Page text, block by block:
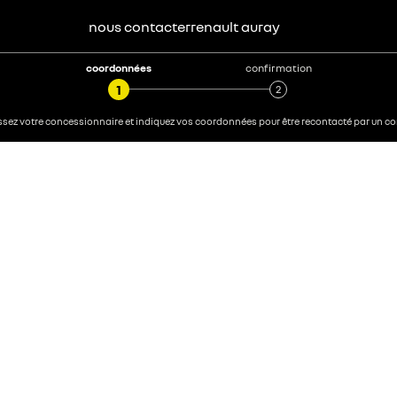
nous contacterrenaultauray
coordonnées confirmation
votre concessionnaire et indiquez vos coordonnées pour être recontacté par un